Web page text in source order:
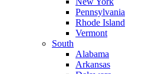
Pennsylvania
Rhode Island
Vermont
South
Alabama
Arkansas